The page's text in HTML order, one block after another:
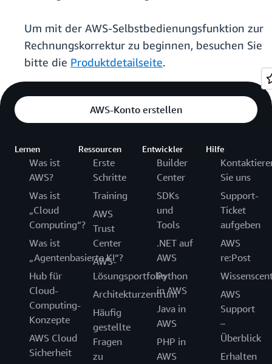
Um mit der AWS-Selbstbedienungsfunktion zur
Rechnungskorrektur zu beginnen, besuchen Sie
bitte die Produktdetailseite.
AWS-Konto erstellen
Lernen
Was ist
AWS?
Was ist
„Cloud
Computing“?
Was ist
„Agentenbasierte KI“?
Hub für
Cloud-
Computing-
Konzepte
AWS Cloud
Sicherheit
Ressourcen
Erste
Schritte
Training
AWS
Trust
Center
AWS-
Lösungsportfolio
Architekturzentrum
Häufig
gestellte
Fragen
zu
Entwickler
Builder
Center
SDKs
und
Tools
.NET auf
AWS
Python
in AWS
Java in
AWS
PHP in
AWS
Hilfe
Sie uns
Support-
Ticket
aufgeben
AWS
re:Post
AWS
Support
–
Überblick
Erhalten